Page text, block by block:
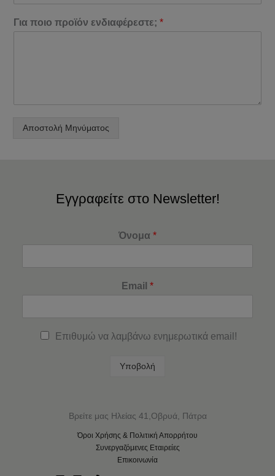
Για ποιο προϊόν ενδιαφέρεστε;*
Αποστολή Μηνύματος
Εγγραφείτε στο Newsletter!
Όνομα *
Email *
Επιθυμώ να λαμβάνω ενημερωτικά email!
Υποβολή
Βρείτε μας Ηλείας 41,Οβρυά, Πάτρα
Όροι Χρήσης & Πολιτική Απορρήτου
Συνεργαζόμενες Εταιρείες
Επικοινωνία